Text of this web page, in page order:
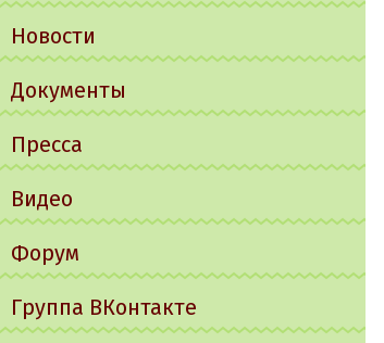
Новости
Документы
Пресса
Видео
Форум
Группа ВКонтакте